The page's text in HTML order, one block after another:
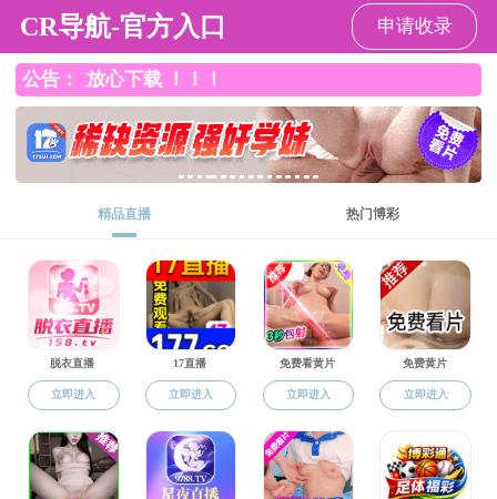
波多野结衣 波多野结衣概况 师资队伍
党群建设
波多野结衣 黄页
教育教学
分学位委员会
本科生教育
研究生教育
招生工作
培养工作